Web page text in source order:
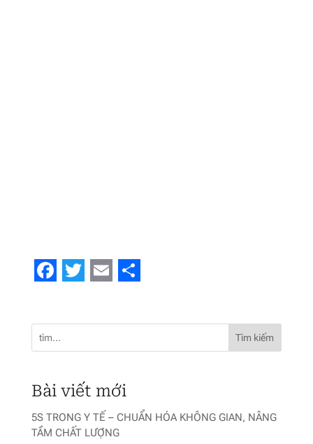
Tìm kiếm
Bài viết mới
5S TRONG Y TẾ – CHUẨN HÓA KHÔNG GIAN, NÂNG
TẦM CHẤT LƯỢNG